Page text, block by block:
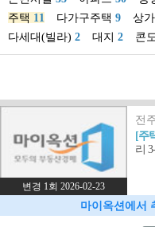
주택 11 다가구주택 9 상가
다세대(빌라) 2 대지 2 콘
변경 1회 2026-02-23
전
[주
리
마이옥션에서